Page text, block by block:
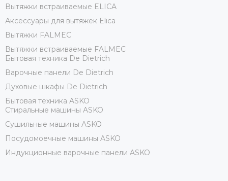
Вытяжки встраиваемые ELICA
Аксессуары для вытяжек Elica
Вытяжки FALMEC
Вытяжки встраиваемые FALMEC
Бытовая техника De Dietrich
Варочные панели De Dietrich
Духовые шкафы De Dietrich
Бытовая техника ASKO
Стиральные машины ASKO
Сушильные машины ASKO
Посудомоечные машины ASKO
Индукционные варочные панели ASKO